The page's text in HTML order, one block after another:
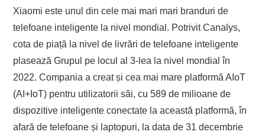
Xiaomi este unul din cele mai mari mari branduri de
telefoane inteligente la nivel mondial. Potrivit Canalys,
cota de piață la nivel de livrări de telefoane inteligente
plasează Grupul pe locul al 3-lea la nivel mondial în
2022. Compania a creat și cea mai mare platformă AIoT
(AI+IoT) pentru utilizatorii săi, cu 589 de milioane de
dispozitive inteligente conectate la această platformă, în
afară de telefoane și laptopuri, la data de 31 decembrie